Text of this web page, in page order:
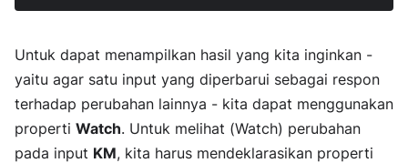
Untuk dapat menampilkan hasil yang kita inginkan -
yaitu agar satu input yang diperbarui sebagai respon
terhadap perubahan lainnya - kita dapat menggunakan
properti Watch. Untuk melihat (Watch) perubahan
pada input KM, kita harus mendeklarasikan properti